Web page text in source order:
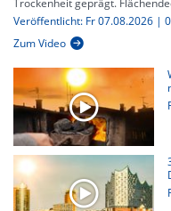
Trockenheit geprägt.
Veröffentlicht: Fr 07.08.2026 |
Zum Video